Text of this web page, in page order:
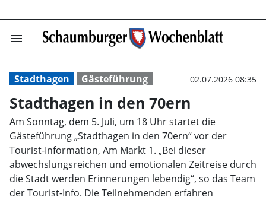
menu Stadthagen in
Stadthagen Gästeführung 02.07.2026 08:35
Stadthagen in den 70ern
Am Sonntag, dem 5. Juli, um 18 Uhr startet die
Gästeführung „Stadthagen in den 70ern“ vor der
Tourist-Information, Am Markt 1. „Bei dieser
abwechslungsreichen und emotionalen Zeitreise durch
die Stadt werden Erinnerungen lebendig“, so das Team
der Tourist-Info. Die Teilnehmenden erfahren